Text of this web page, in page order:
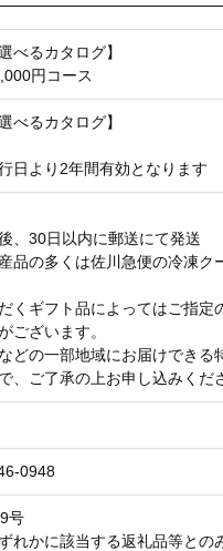
べるカタログ】
円コース
べるカタログ】
日より2年間有効となります
、30日以内に郵送にて発送
品の多くは佐川急便の冷凍ク
くギフト品によってはご指定
ございます。
どの一部地域にお届けできる
、ご了承の上お申し込みくだ
0948
号
れかに該当する返礼品等との